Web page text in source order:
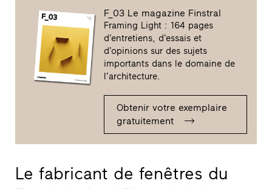
F_03 Le magazine Finstral
Framing Light : 164 pages
d’entretiens, d’essais et
d’opinions sur des sujets
importants dans le domaine de
l’architecture.
Obtenir votre exemplaire
gratuitement
Le fabricant de fenêtres du